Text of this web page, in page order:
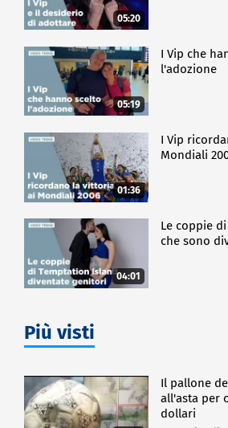
05:20
05:19
I Vip che
l'adozione
01:36
I Vip
Mondiali
04:01
Le coppie
che sono
Più visti
Il pallone
all'asta per
dollari